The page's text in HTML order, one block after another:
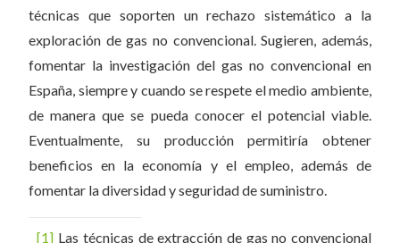
técnicas que soporten un rechazo sistemático a la
exploración de gas no convencional. Sugieren, además,
fomentar la investigación del gas no convencional en
España, siempre y cuando se respete el medio ambiente,
de manera que se pueda conocer el potencial viable.
Eventualmente, su producción permitiría obtener
beneficios en la economía y el empleo, además de
fomentar la diversidad y seguridad de suministro.
[1] Las técnicas de extracción de gas no convencional